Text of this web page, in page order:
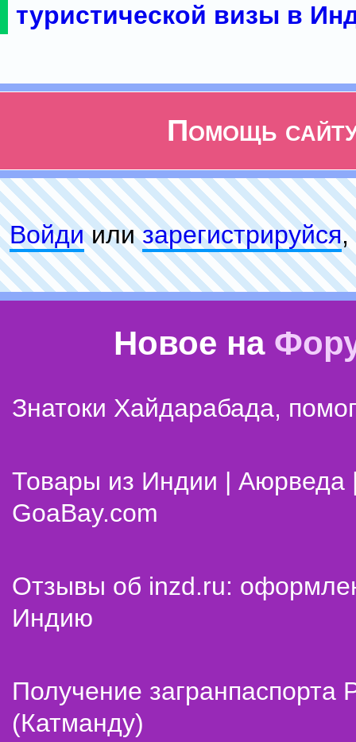
туристической визы в
Помощь
Войдиилизарeгиcтpируйся,
Новое на
Знатоки Хайдарабада,
Товары из Индии | Аюрведа
GoaBay.com
Отзывы об inzd.ru:
Индию
Получение
(Катманду)